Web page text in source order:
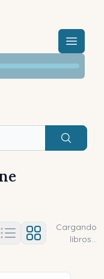
Menú
Buscar
Título (z-a)
abierto
Cargando
libros...